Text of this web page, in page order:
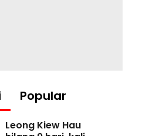
Popular
Leong Kiew Hau